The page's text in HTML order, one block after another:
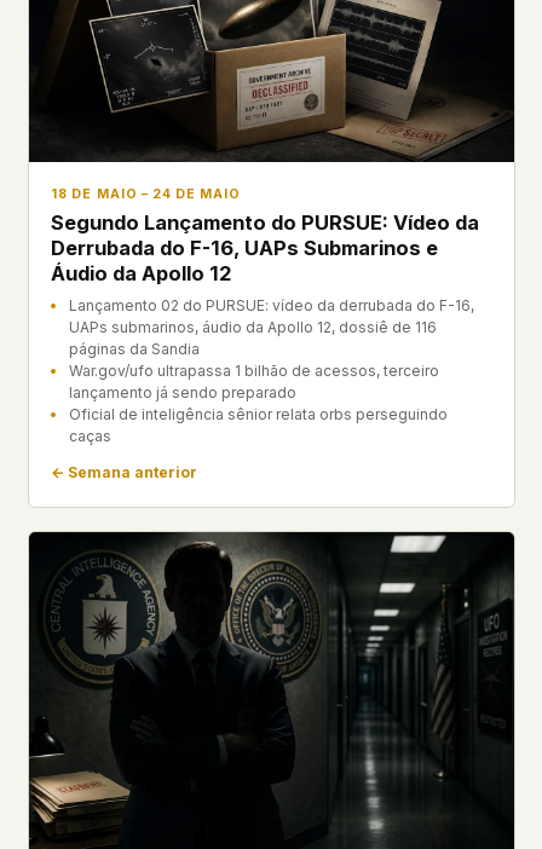
18 DE MAIO – 24 DE MAIO
Segundo Lançamento do PURSUE: Vídeo da
Derrubada do F-16, UAPs Submarinos e
Áudio da Apollo 12
Lançamento 02 do PURSUE: vídeo da derrubada do F-16,
UAPs submarinos, áudio da Apollo 12, dossiê de 116
páginas da Sandia
War.gov/ufo ultrapassa 1 bilhão de acessos, terceiro
lançamento já sendo preparado
Oficial de inteligência sênior relata orbs perseguindo
caças
← Semana anterior